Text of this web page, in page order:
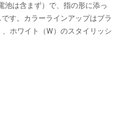
池は含まず）で、指の形に添っ
す。カラーラインアップはブラ
ホワイト（W）のスタイリッシ